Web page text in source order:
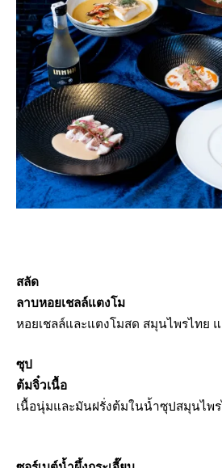
สลัด
ลาบหอยเชลล์แตงโม
หอยเชลล์และแตงโมสด สมุนไพรไทย
ซุป
ต้มจิ๋วเนื้อ
เนื้อนุ่มและมันฝรั่งต้มในน้ำซุปสมุนไพ